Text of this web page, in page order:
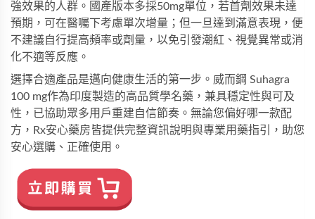
強效果的人群。國產版本多採50mg單位，若首劑效果未達
預期，可在醫囑下考慮單次增量；但一旦達到滿意表現，便
不建議自行提高頻率或劑量，以免引發潮紅、視覺異常或消
化不適等反應。
選擇合適產品是邁向健康生活的第一步。 威而鋼 Suhagra
100 mg作為印度製造的高品質學名藥，兼具穩定性與可及
性，已協助眾多用戶重建自信節奏。無論您偏好哪一款配
方， Rx安心藥房皆提供完整資訊說明與專業用藥指引，助您
安心選購、正確使用。